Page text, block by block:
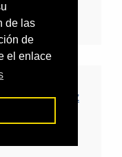
de las
de
el enlace
Vázquez